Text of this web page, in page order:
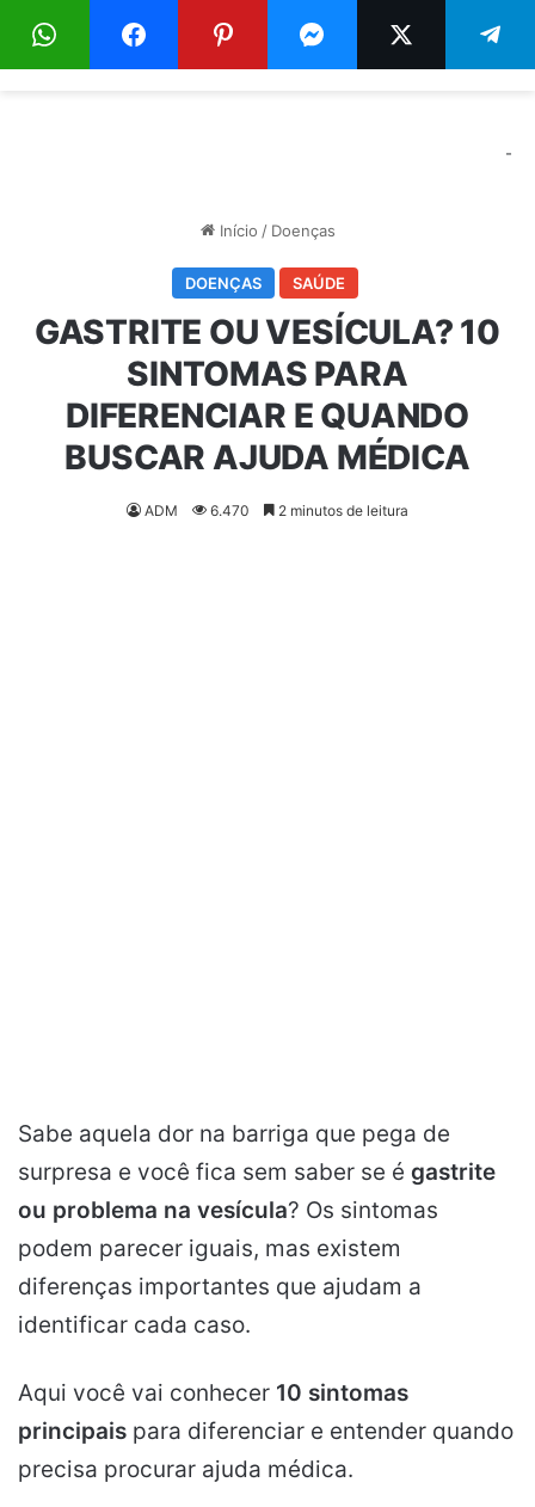
Menu
-
Início / Doenças
DOENÇAS SAÚDE
GASTRITE OU VESÍCULA? 10
SINTOMAS PARA
DIFERENCIAR E QUANDO
BUSCAR AJUDA MÉDICA
ADM 6.470 2 minutos de leitura
Sabe aquela dor na barriga que pega de
surpresa e você fica sem saber se é gastrite
ou problema na vesícula? Os sintomas
podem parecer iguais, mas existem
diferenças importantes que ajudam a
identificar cada caso.
Aqui você vai conhecer 10 sintomas
principais para diferenciar e entender quando
precisa procurar ajuda médica.